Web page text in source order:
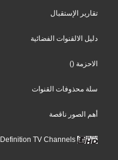
تقارير الإستقبال
دليل الالقنوات الفضائية
الاحزمة ()
سلة محذوفات القنوات
أهم الصور ناقصة
Ultra High Definition TV Channels